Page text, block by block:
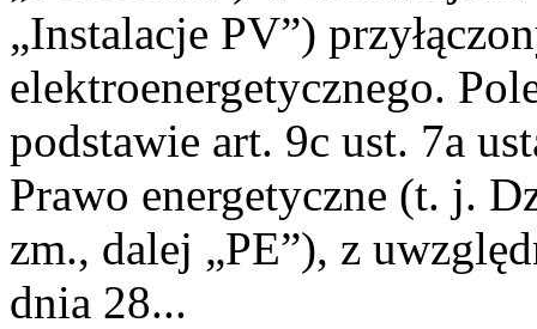
„Instalacje PV”)
elektroenergetycznego.
podstawie art. 9c ust. 7a
Prawo energetyczne (t. j.
zm., dalej „PE”), z
dnia 28...